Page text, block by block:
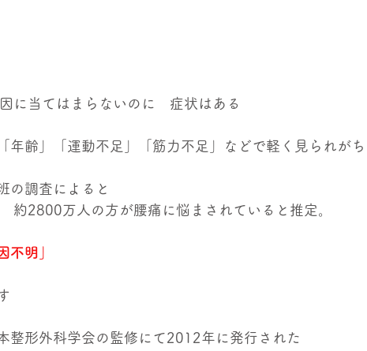
に当てはまらないのに　症状はある
年齢」「運動不足」「筋力不足」などで軽く見られが
の調査によると
約2800万人の方が腰痛に悩まされていると推定。
不明」
整形外科学会の監修にて2012年に発行された